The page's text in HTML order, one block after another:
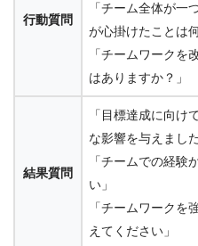
行動質問
「チーム全体が一
が心掛けたことは
「チームワークを
はありますか？」
結果質問
「目標達成に向け
な影響を与えまし
「チームでの経験
い」
「チームワークを
えてください」